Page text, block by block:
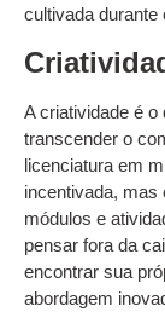
cultivada durante
A criatividade é
transcender o
licenciatura em
incentivada, mas
módulos e
pensar fora da
encontrar sua
abordagem